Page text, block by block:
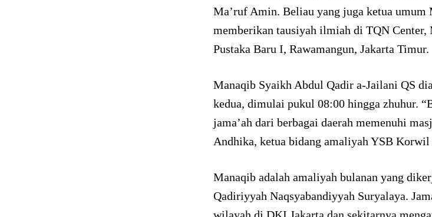
Ma’ruf Amin. Beliau yang juga ketua umum
memberikan tausiyah ilmiah di TQN
Pustaka Baru I, Rawamangun, Jakarta Timur.
Manaqib Syaikh Abdul Qadir a-Jailani QS
kedua, dimulai pukul 08:00 hingga zhuhur.
jama’ah dari berbagai daerah memenuhi
Andhika, ketua bidang amaliyah YSB
Manaqib adalah amaliyah bulanan yang
Qadiriyyah Naqsyabandiyyah Suryalaya.